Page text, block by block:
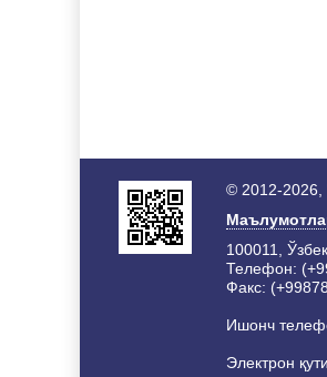
© 2012-2026,
100011,
Телефон:
Факс:
Ишонч
Электрон